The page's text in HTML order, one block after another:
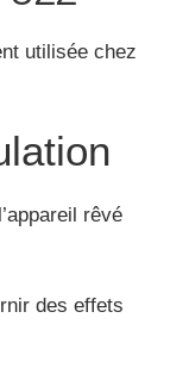
utilisée chez
rêvé
des effets